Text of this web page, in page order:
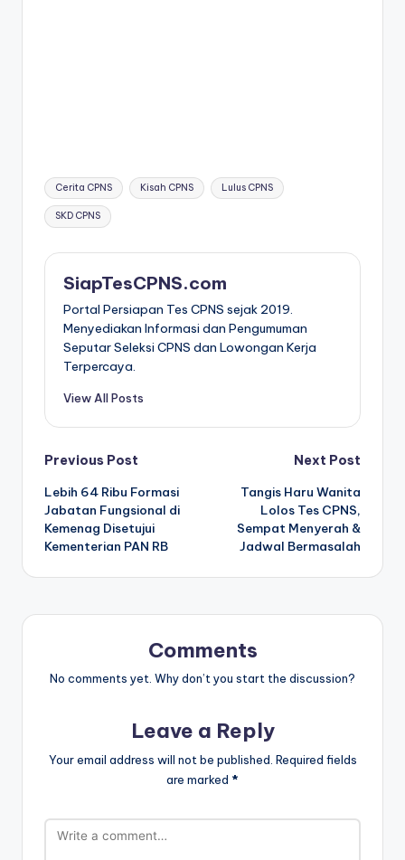
Tags:
Cerita CPNS Kisah CPNS Lulus CPNS
SKD CPNS
SiapTesCPNS.com
Portal Persiapan Tes CPNS sejak 2019.
Menyediakan Informasi dan Pengumuman
Seputar Seleksi CPNS dan Lowongan Kerja
Terpercaya.
View All Posts
Post
navigation
Previous Post
Lebih 64 Ribu Formasi
Jabatan Fungsional di
Kemenag Disetujui
Kementerian PAN RB
Next Post
Tangis Haru Wanita
Lolos Tes CPNS,
Sempat Menyerah &
Jadwal Bermasalah
Comments
No comments yet. Why don’t you start the discussion?
Leave a Reply
Your email address will not be published. Required fields
are marked *